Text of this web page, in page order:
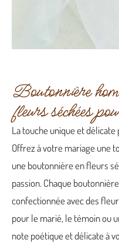
Boutonnière
fleurs séchées
La touche unique et
Offrez à votre mariage une
une boutonnière en fleurs
passion. Chaque
confectionnée avec des
pour le marié, le témoin ou
note poétique et délicate à